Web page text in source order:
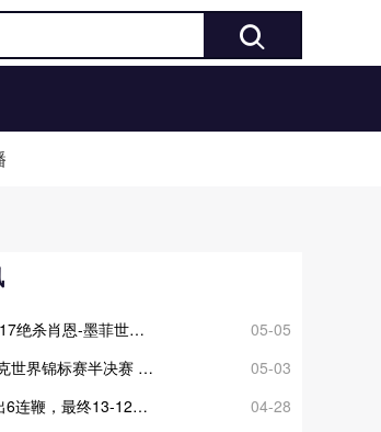
菲世锦赛夺冠 中国第2位世锦赛冠军
05-05
决赛 吴宜泽决胜局单杆71分绝杀马克-艾伦
05-03
终13-12逆转奥沙利文晋级八强
04-28